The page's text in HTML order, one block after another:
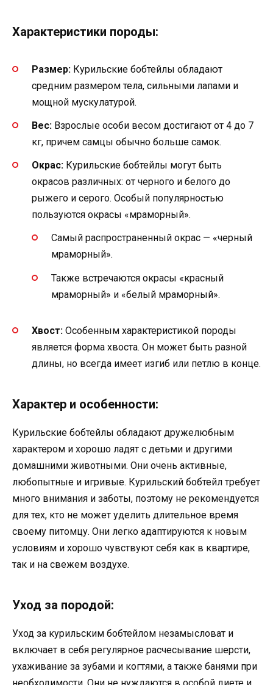
Характеристики породы:
Размер: Курильские бобтейлы обладают
средним размером тела, сильными лапами и
мощной мускулатурой.
Вес: Взрослые особи весом достигают от 4 до 7
кг, причем самцы обычно больше самок.
Окрас: Курильские бобтейлы могут быть
окрасов различных: от черного и белого до
рыжего и серого. Особый популярностью
пользуются окрасы «мраморный».
Самый распространенный окрас — «черный
мраморный».
Также встречаются окрасы «красный
мраморный» и «белый мраморный».
Хвост: Особенным характеристикой породы
является форма хвоста. Он может быть разной
длины, но всегда имеет изгиб или петлю в конце.
Характер и особенности:
Курильские бобтейлы обладают дружелюбным
характером и хорошо ладят с детьми и другими
домашними животными. Они очень активные,
любопытные и игривые. Курильский бобтейл требует
много внимания и заботы, поэтому не рекомендуется
для тех, кто не может уделить длительное время
своему питомцу. Они легко адаптируются к новым
условиям и хорошо чувствуют себя как в квартире,
так и на свежем воздухе.
Уход за породой:
Уход за курильским бобтейлом незамысловат и
включает в себя регулярное расчесывание шерсти,
ухаживание за зубами и когтями, а также банями при
необходимости. Они не нуждаются в особой диете и